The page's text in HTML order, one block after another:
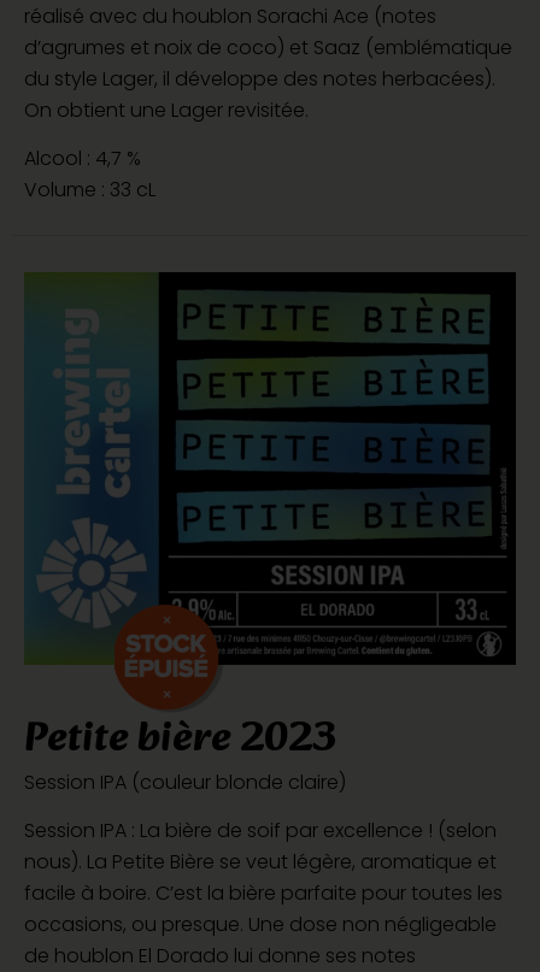
réalisé avec du houblon Sorachi Ace (notes
d’agrumes et noix de coco) et Saaz (emblématique
du style Lager, il développe des notes herbacées).
On obtient une Lager revisitée.
Alcool : 4,7 %
Volume : 33 cL
Petite bière 2023
Session IPA (couleur blonde claire)
Session IPA : La bière de soif par excellence ! (selon
nous). La Petite Bière se veut légère, aromatique et
facile à boire. C’est la bière parfaite pour toutes les
occasions, ou presque. Une dose non négligeable
de houblon El Dorado lui donne ses notes